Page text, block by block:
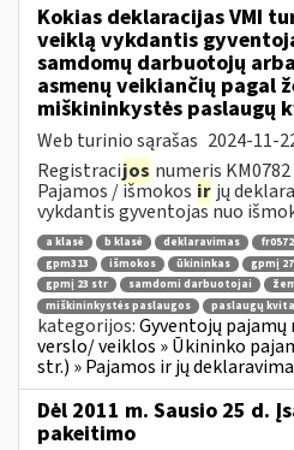
Kokias deklaracijas VMI
veiklą vykdantis
samdomų darbuotojų
asmenų veikiančių pagal
miškininkystės paslaugų
Web turinio sąrašas 2024-11-
Registracijos numeris
Pajamos / išmokos ir jų
vykdantis gyventojas nuo
a klasė b klasė deklaravimas fr0572
gpm313
išmokos ūkininkas gpmį
gpmį 23 str
samdomi darbuotojai
miškininkystės paslaugos
paslaugų
kategorijos:Gyventojų pajamų
verslo/ veiklos » Ūkininko
str.) » Pajamos ir jų
Dėl 2011 m. Sausio 25 d.
pakeitimo